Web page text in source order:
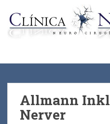
Allmann
Nerver